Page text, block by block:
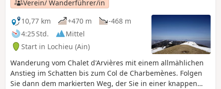
Verein/ Wanderführer/in
10,77 km
+470 m
-468 m
4:25 Std.
Mittel
Start in Lochieu (Ain)
Wanderung vom Chalet d'Arvières mit einem allmählichen
Anstieg im Schatten bis zum Col de Charbemènes. Folgen
Sie dann dem markierten Weg, der Sie in einer knappen